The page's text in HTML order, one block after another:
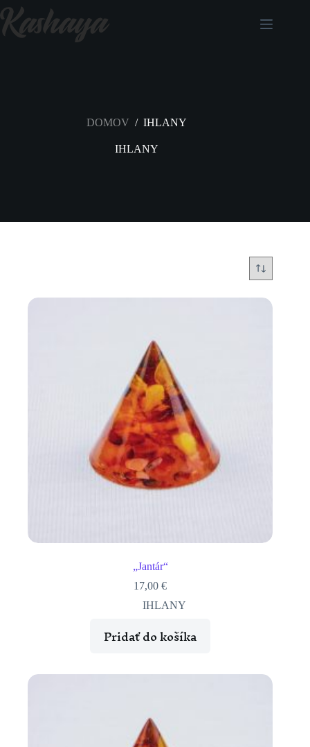
DOMOV / IHLANY
IHLANY
„Jantár“
17,00€
IHLANY
Pridať do košíka